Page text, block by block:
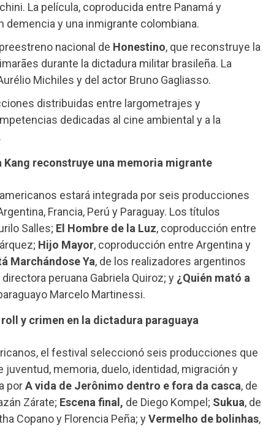
La película, coproducida entre Panamá y
demencia y una inmigrante colombiana.
nacional de Honestino, que reconstruye la
durante la dictadura militar brasileña. La
Michiles y del actor Bruno Gagliasso.
distribuidas entre largometrajes y
dedicadas al cine ambiental y a la
reconstruye una memoria migrante
estará integrada por seis producciones
Francia, Perú y Paraguay. Los títulos
Salles; El Hombre de la Luz, coproducción entre
Hijo Mayor, coproducción entre Argentina y
Marchándose Ya, de los realizadores argentinos
directora peruana Gabriela Quiroz; y ¿Quién mató a
Marcelo Martinessi.
y crimen en la dictadura paraguaya
el festival seleccionó seis producciones que
memoria, duelo, identidad, migración y
porA vida de Jerônimo dentro e fora da casca, de
Zárate; Escena final, de Diego Kompel; Sukua, de
Copano y Florencia Peña; yVermelho de bolinhas,